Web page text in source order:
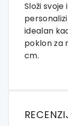
Složi svoje
idealan
poklon za
cm.